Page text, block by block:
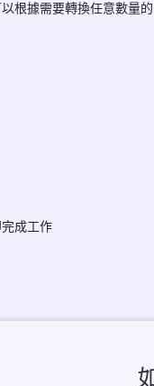
根據需要轉換任意數量的
成工作